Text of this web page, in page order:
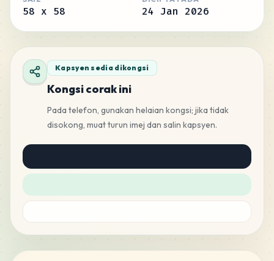
58 x 58 24 Jan 2026
Kapsyen sedia dikongsi
Kongsi corak ini
Pada telefon, gunakan helaian kongsi; jika tidak
disokong, muat turun imej dan salin kapsyen.